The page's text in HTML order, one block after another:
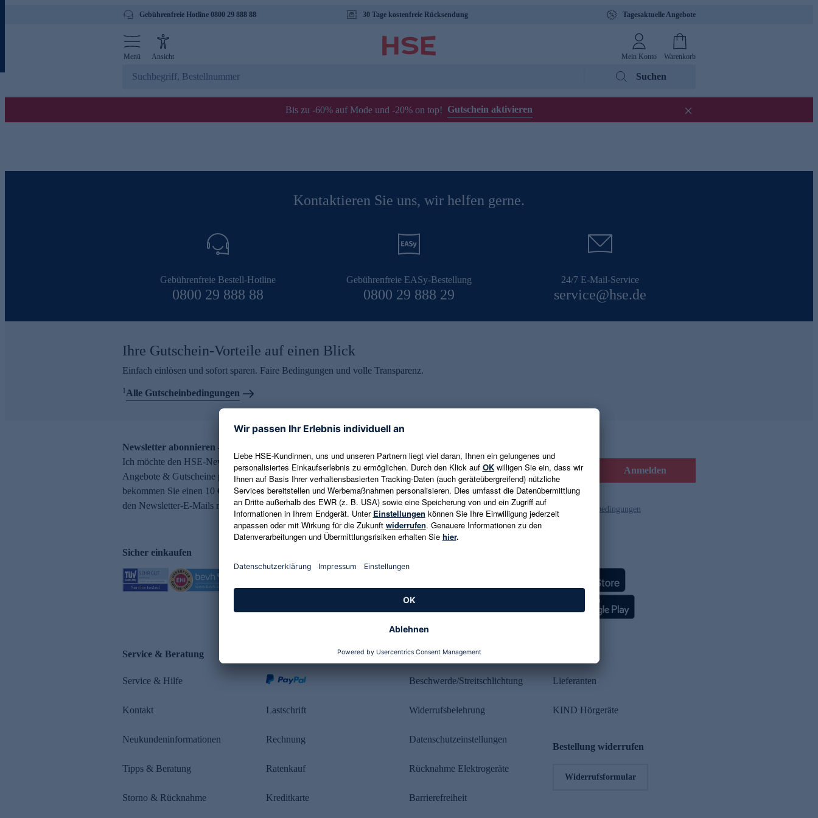
Gebührenfreie Hotline 0800 29 888 88 30 Tage kostenfreie Rücksendung Tagesaktuelle Angebote
Menü Ansicht Mein Konto Warenkorb
Suchen
Bis zu -60% auf Mode und -20% on top! Gutschein aktivieren
Kontaktieren Sie uns, wir helfen gerne.
Gebührenfreie Bestell-Hotline
0800 29 888 88
Gebührenfreie EASy-Bestellung
0800 29 888 29
24/7 E-Mail-Service
service@hse.de
Ihre Gutschein-Vorteile auf einen Blick
Einfach einlösen und sofort sparen. Faire Bedingungen und volle Transparenz.
1Alle Gutscheinbedingungen
Newsletter abonnieren – 10 € Gutschein erhalten
Ich möchte den HSE-Newsletter abonnieren und aktuelle Trends,
Angebote & Gutscheine per E-Mail erhalten. Als Dankeschön
bekommen Sie einen 10 € Gutschein. Eine Abmeldung ist jederzeit in
den Newsletter-E-Mails möglich.
E-Mail-Adresse eingeben Anmelden
Es gelten die Datenschutzrichtlinien und die Gutscheinbedingungen
Sicher einkaufen
Service & Beratung
Service & Hilfe
Kontakt
Neukundeninformationen
Tipps & Beratung
Storno & Rücknahme
Lastschrift
Rechnung
Ratenkauf
Kreditkarte
Rechtliches
Beschwerde/Streitschlichtung
Widerrufsbelehrung
Datenschutzeinstellungen
Rücknahme Elektrogeräte
Barrierefreiheit
Lieferanten
KIND Hörgeräte
Bestellung widerrufen
Widerrufsformular